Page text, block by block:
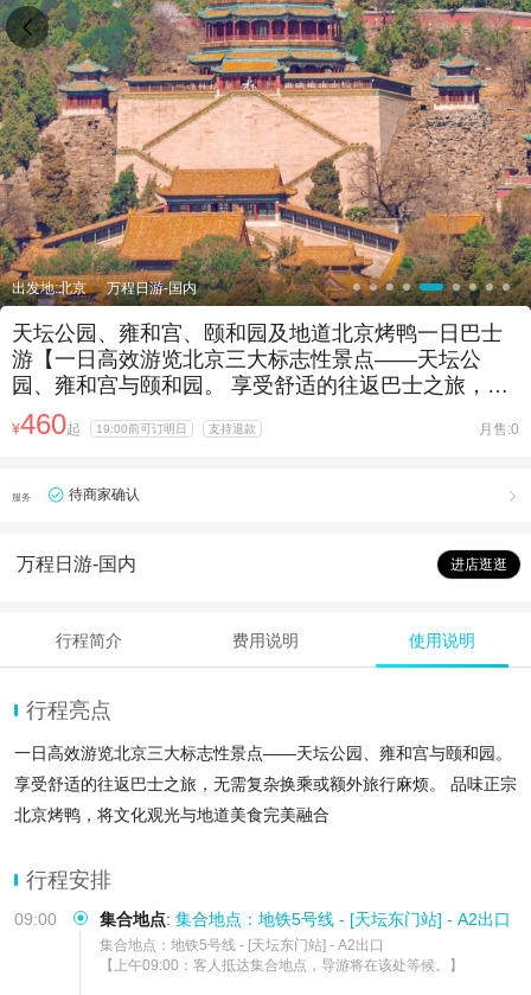
出发地:北京 万程日游-国内
天坛公园、雍和宫、颐和园及地道北京烤鸭一日巴士
游【一日高效游览北京三大标志性景点——天坛公
园、雍和宫与颐和园。 享受舒适的往返巴士之旅，无
需复杂换乘或额外旅行麻烦。 品味正宗北京烤鸭，将
文化观光与地道美食完美融合。】
¥460起 19:00前可订明日 支持退款 月售:0
服务 待商家确认 
万程日游-国内 进店逛逛
行程简介 费用说明 使用说明
行程亮点
一日高效游览北京三大标志性景点——天坛公园、雍和宫与颐和园。
享受舒适的往返巴士之旅，无需复杂换乘或额外旅行麻烦。 品味正宗
北京烤鸭，将文化观光与地道美食完美融合
行程安排
09:00 集合地点: 集合地点：地铁5号线 - [天坛东门站] - A2出口
集合地点：地铁5号线 - [天坛东门站] - A2出口
【上午09:00：客人抵达集合地点，导游将在该处等候。】
